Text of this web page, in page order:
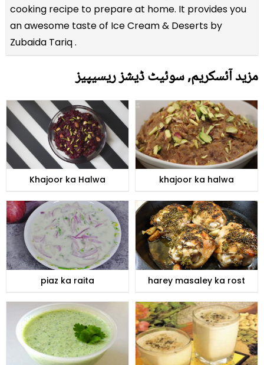
cooking recipe to prepare at home. It provides you
an awesome taste of Ice Cream & Deserts by
Zubaida Tariq .
مزید آئسکریم, سوئیٹ ڈیشز ریسیپیز
Khajoor ka Halwa khajoor ka halwa
piaz ka raita harey masaley ka rost